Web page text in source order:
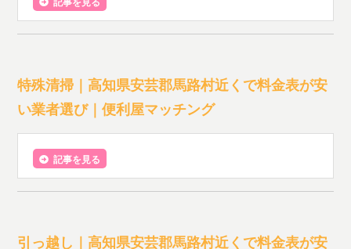
特殊清掃｜高知県安芸郡馬路村近くで料金表が安
い業者選び｜便利屋マッチング
記事を見る
引っ越し｜高知県安芸郡馬路村近くで料金表が安